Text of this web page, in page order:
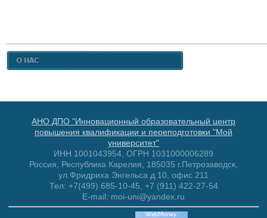
АНО ДПО "Инновационный образовательный центр
повышения квалификации и переподготовки "Мой
университет"
ИНН 1001043954, ОГРН 1031000006289
Россия, Республика Карелия, 185035 г.Петрозаводск,
ул.Фридриха Энгельса д.10, офис 211
Тел: +7(499) 685-10-45, +7 (911) 422-27-54
E-mail: moi-uni@yandex.ru